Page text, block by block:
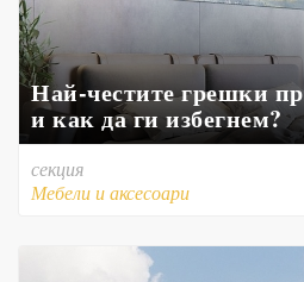
Най-честите грешки
и как да ги избегнем?
секция
Мебели и аксесоари